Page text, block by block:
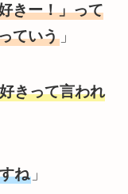
きー！」って
ていう」
きって言われ
ね」